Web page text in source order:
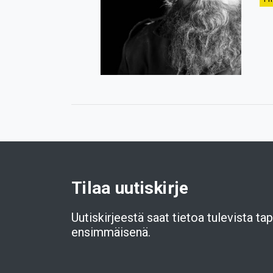
Tilaa uutiskirje
Uutiskirjeestä saat tietoa tulevista
ensimmäisenä.